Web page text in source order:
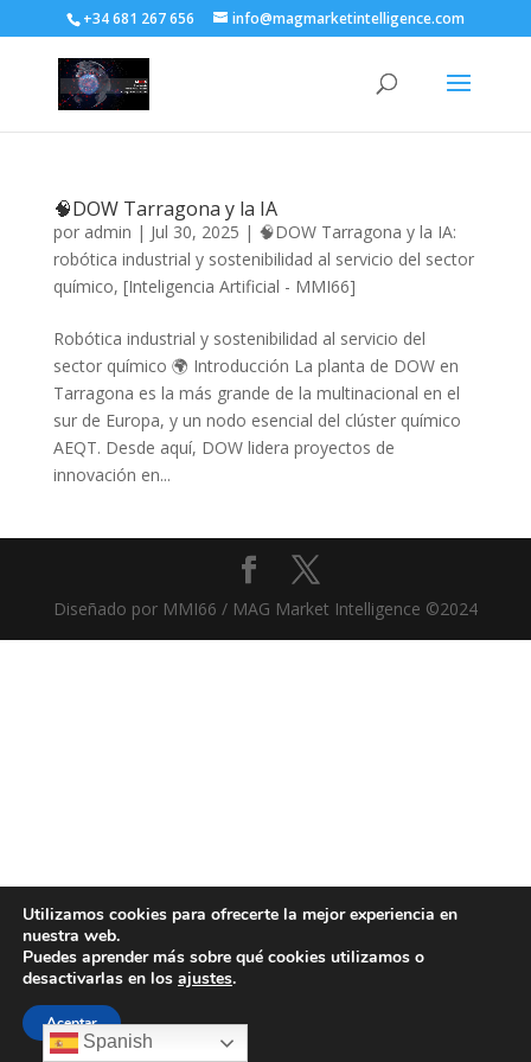
+34 681 267 656 info@magmarketintelligence.com
🧠DOW Tarragona y la IA
por admin | Jul 30, 2025 | 🧠DOW Tarragona y la IA:
robótica industrial y sostenibilidad al servicio del sector
químico, [Inteligencia Artificial - MMI66]
Robótica industrial y sostenibilidad al servicio del
sector químico 🌍 Introducción La planta de DOW en
Tarragona es la más grande de la multinacional en el
sur de Europa, y un nodo esencial del clúster químico
AEQT. Desde aquí, DOW lidera proyectos de
innovación en...
Diseñado por MMI66 / MAG Market Intelligence ©2024
Spanish
Utilizamos cookies para ofrecerte la mejor experiencia en
nuestra web.
Puedes aprender más sobre qué cookies utilizamos o
desactivarlas en los ajustes.
Aceptar